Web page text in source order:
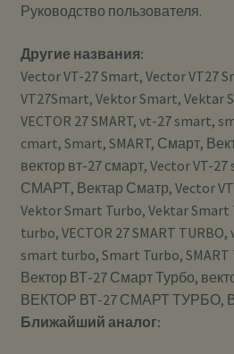
Руководство пользователя.
Другие названия:
Vector VT-27 Smart, Vector VT27
VT27Smart, Vektor Smart, Vektar
VECTOR 27 SMART, vt-27 smart,
cmart, Smart, SMART, Смарт,
вектор вт-27 смарт, Vector VT-
СМАРТ, Вектар Сматр, Vector
Vektor Smart Turbo, Vektar
turbo, VECTOR 27 SMART
smart turbo, Smart Turbo,
Вектор ВТ-27 Смарт Турбо,
ВЕКТОР ВТ-27 СМАРТ ТУРБО,
Ближайший аналог: